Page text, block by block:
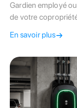
Gardien employé
de votre
En savoir plus